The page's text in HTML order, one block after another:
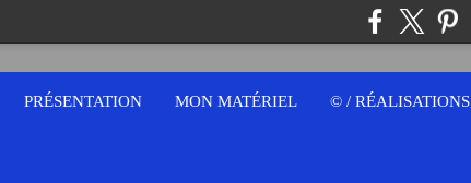
PRÉSENTATION MON MATÉRIEL © / RÉALISATIONS